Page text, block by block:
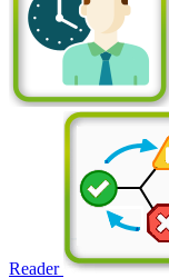
Reader